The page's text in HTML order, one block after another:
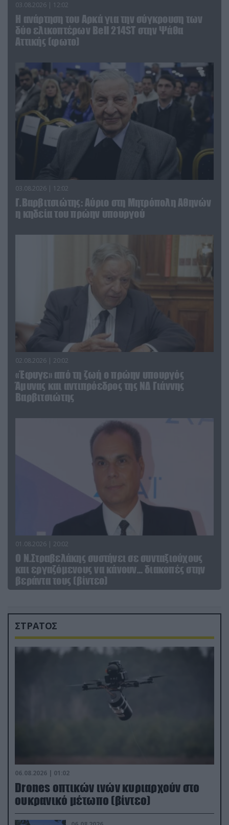
03.08.2026 | 12:02
Η ανάρτηση του Αρκά για την σύγκρουση των
δύο ελικοπτέρων Bell 214ST στην Ψάθα
Αττικής (φωτο)
03.08.2026 | 12:02
Γ.Βαρβιτσιώτης: Aύριο στη Μητρόπολη Αθηνών
η κηδεία του πρώην υπουργού
02.08.2026 | 20:02
«Έφυγε» από τη ζωή ο πρώην υπουργός
Άμυνας και αντιπρόεδρος της ΝΔ Γιάννης
Βαρβιτσιώτης
01.08.2026 | 20:02
Ο Ν.Στραβελάκης συστήνει σε συνταξιούχους
και εργαζόμενους να κάνουν… διακοπές στην
βεράντα τους (βίντεο)
ΣΤΡΑΤΟΣ
06.08.2026 | 01:02
Drones οπτικών ινών κυριαρχούν στο
ουκρανικό μέτωπο (βίντεο)